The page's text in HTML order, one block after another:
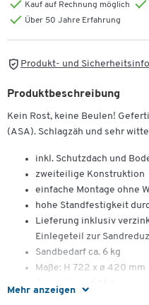
Kauf auf Rechnung möglich
Über 50 Jahre Erfahrung
Produkt- und
Mehr anzeigen
Produktbeschreibung
Kein Rost, keine Beulen!
(ASA). Schlagzäh und sehr
inkl. Schutzdach und
zweiteilige Konstruktion
einfache Montage ohne
hohe Standfestigkeit
Lieferung inklusiv
Einlegeteil zur
Sandbedarf ca. 6 kg
Maße: H 722 x ø 420 mm
Gewicht: ca. 6,1 kg